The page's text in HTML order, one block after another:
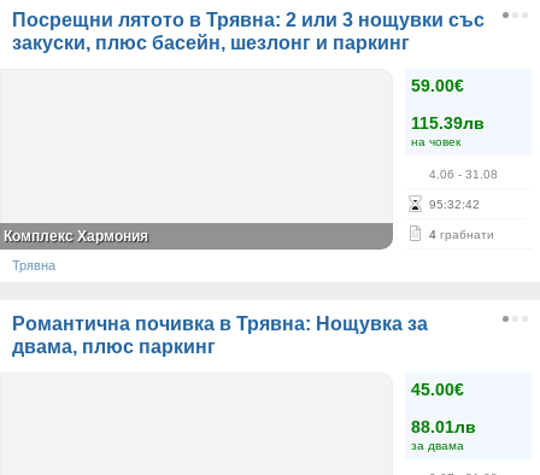
Посрещни лятото в Трявна: 2 или 3 нощувки със
закуски, плюс басейн, шезлонг и паркинг
59.00€
115.39лв
на човек
4.06 - 31.08
95:32:42
4 грабнати
Комплекс Хармония
Трявна
Романтична почивка в Трявна: Нощувка за
двама, плюс паркинг
45.00€
88.01лв
за двама